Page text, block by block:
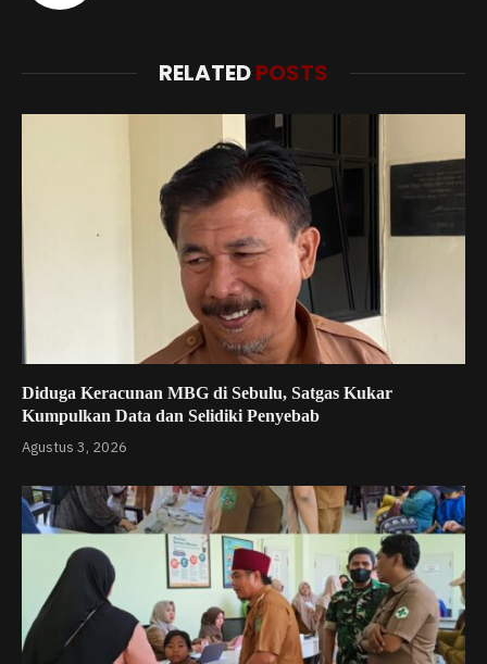
RELATEDPOSTS
Diduga Keracunan MBG di Sebulu, Satgas Kukar
Kumpulkan Data dan Selidiki Penyebab
Agustus 3, 2026